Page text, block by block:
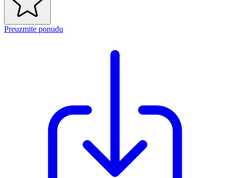
Preuzmite ponudu